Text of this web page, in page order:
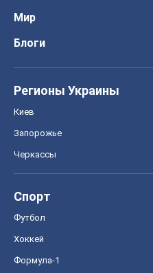
Мир
Блоги
Регионы Украины
Киев
Запорожье
Черкассы
Спорт
Футбол
Хоккей
Формула-1